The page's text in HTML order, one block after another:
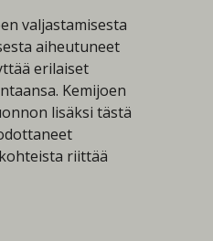
valjastamisesta
aiheutuneet
erilaiset
Kemijoen
lisäksi tästä
riittää